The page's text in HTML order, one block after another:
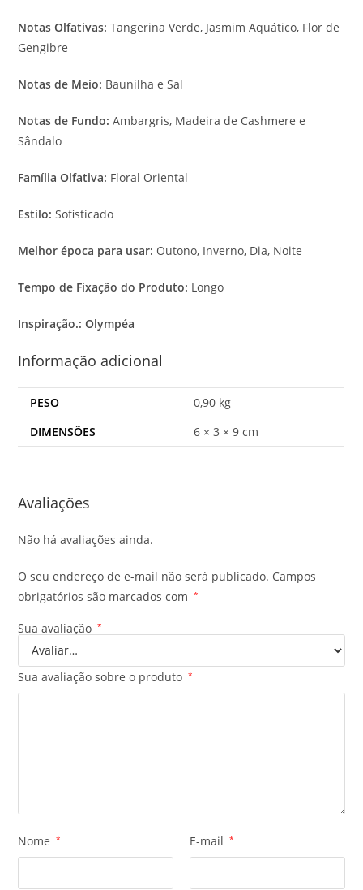
Notas Olfativas: Tangerina Verde, Jasmim Aquático, Flor de
Gengibre
Notas de Meio: Baunilha e Sal
Notas de Fundo: Ambargris, Madeira de Cashmere e
Sândalo
Família Olfativa: Floral Oriental
Estilo: Sofisticado
Melhor época para usar: Outono, Inverno, Dia, Noite
Tempo de Fixação do Produto: Longo
Inspiração.: Olympéa
Informação adicional
PESO
0,90 kg
DIMENSÕES
6 × 3 × 9 cm
Avaliações
Não há avaliações ainda.
O seu endereço de e-mail não será publicado. Campos
obrigatórios são marcados com
*
Sua avaliação *
Sua avaliação sobre o produto *
Nome * E-mail *